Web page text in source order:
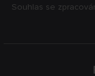
Souhlas se